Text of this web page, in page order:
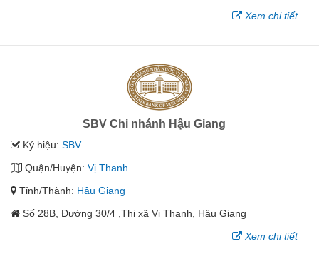
Xem chi tiết
SBV Chi nhánh Hậu Giang
Ký hiệu: SBV
Quận/Huyện: Vị Thanh
Tỉnh/Thành: Hậu Giang
Số 28B, Đường 30/4 ,Thị xã Vị Thanh, Hậu Giang
Xem chi tiết